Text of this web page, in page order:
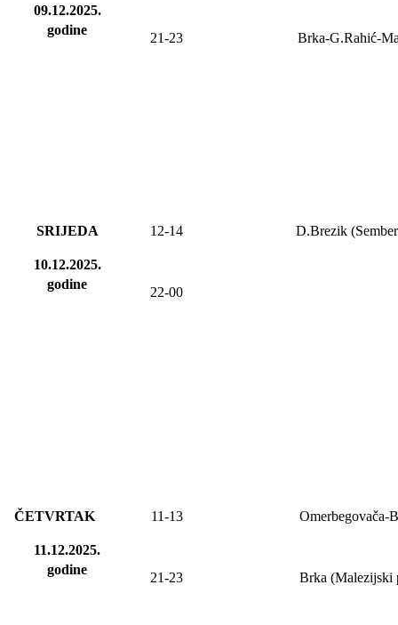
09.12.2025.
godine
21-23 Brka-G.Rahić-
SRIJEDA
10.12.2025.
godine
12-14 D.Brezik
22-00
ČETVRTAK
11.12.2025.
godine
11-13 Omerbegovača-
21-23 Brka (Malezijski